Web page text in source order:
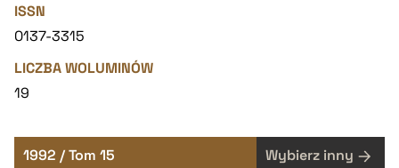
ISSN
0137-3315
LICZBA WOLUMINÓW
19
1992 / Tom 15 Wybierz inny